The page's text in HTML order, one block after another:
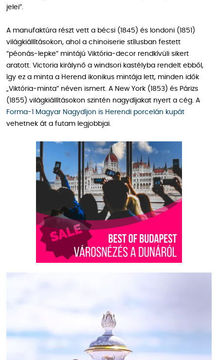
jelei”.
A manufaktúra részt vett a bécsi (1845) és londoni (1851)
világkiállításokon, ahol a chinoiserie stílusban festett
“péonás‑lepke” mintájú Viktória‑decor rendkívüli sikert
aratott. Victoria királynő a windsori kastélyba rendelt ebből,
így ez a minta a Herend ikonikus mintája lett, minden idők
„Viktória‑minta” néven ismert. A New York (1853) és Párizs
(1855) világkiállításokon szintén nagydíjakat nyert a cég. A
Forma-1 Magyar Nagydíjon is Herendi porcelán kupát
vehetnek át a futam legjobbjai.